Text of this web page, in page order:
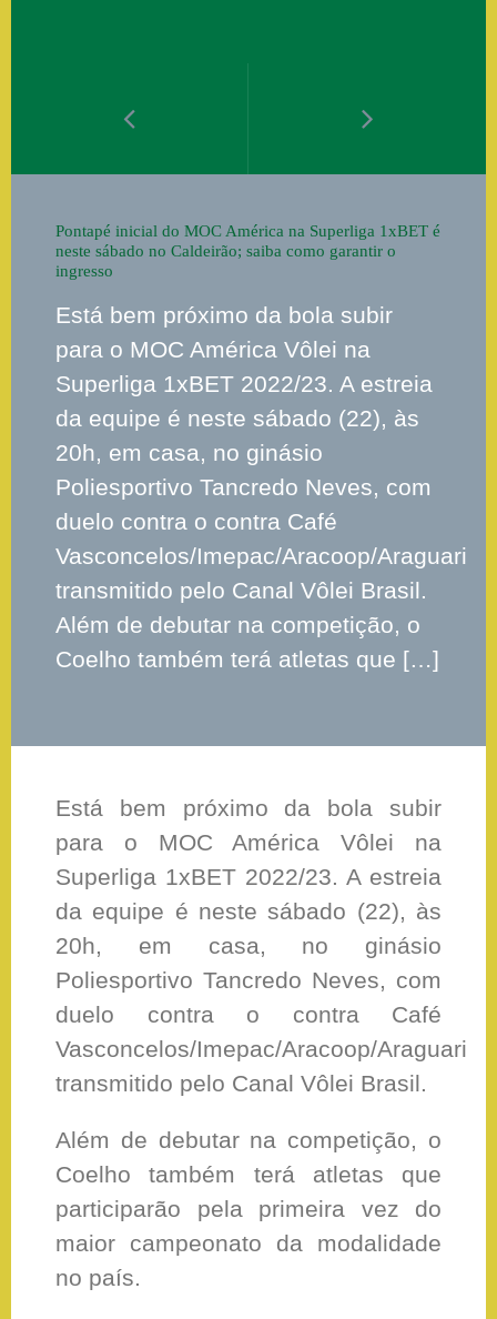
Pontapé inicial do MOC América na Superliga 1xBET é
neste sábado no Caldeirão; saiba como garantir o
ingresso
Está bem próximo da bola subir
para o MOC América Vôlei na
Superliga 1xBET 2022/23. A estreia
da equipe é neste sábado (22), às
20h, em casa, no ginásio
Poliesportivo Tancredo Neves, com
duelo contra o contra Café
Vasconcelos/Imepac/Aracoop/Araguari
transmitido pelo Canal Vôlei Brasil.
Além de debutar na competição, o
Coelho também terá atletas que […]
Está bem próximo da bola subir
para o MOC América Vôlei na
Superliga 1xBET 2022/23. A estreia
da equipe é neste sábado (22), às
20h, em casa, no ginásio
Poliesportivo Tancredo Neves, com
duelo contra o contra Café
Vasconcelos/Imepac/Aracoop/Araguari
transmitido pelo Canal Vôlei Brasil.
Além de debutar na competição, o
Coelho também terá atletas que
participarão pela primeira vez do
maior campeonato da modalidade
no país.